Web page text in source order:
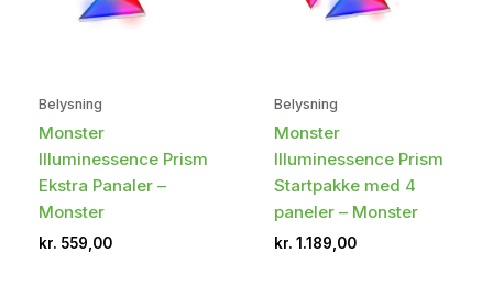
Belysning
Monster
Illuminessence Prism
Ekstra Panaler –
Monster
kr. 559,00
Belysning
Monster
Illuminessence Prism
Startpakke med 4
paneler – Monster
kr. 1.189,00